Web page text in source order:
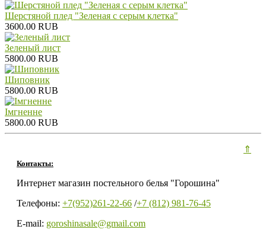
Шерстяной плед "Зеленая с серым клетка"
3600.00 RUB
Зеленый лист
5800.00 RUB
Шиповник
5800.00 RUB
Iмгненне
5800.00 RUB
Контакты:
Интернет магазин постельного белья "Горошина"
Телефоны: +7(952)261-22-66 /+7 (812) 981-76-45
E-mail: goroshinasale@gmail.com
⇑